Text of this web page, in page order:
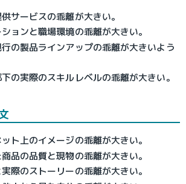
サービスの乖離が大きい。
ョンと職場環境の乖離が大きい。
の製品ラインアップの乖離が大きいよう
の実際のスキルレベルの乖離が大きい。
ト上のイメージの乖離が大きい。
品の品質と現物の乖離が大きい。
際のストーリーの乖離が大きい。